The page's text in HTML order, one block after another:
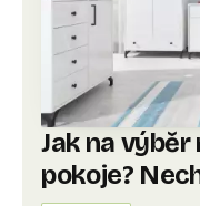
Jak na
pokoje?